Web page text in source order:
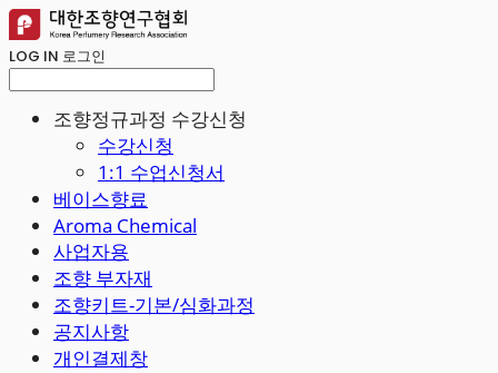
LOG IN 로그인
조향정규과정 수강신청
수강신청
1:1 수업신청서
베이스향료
Aroma Chemical
사업자용
조향 부자재
조향키트-기본/심화과정
공지사항
개인결제창